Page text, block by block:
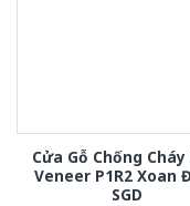
Cửa Gỗ Chống Cháy
Veneer P1R2 Xoan
SGD